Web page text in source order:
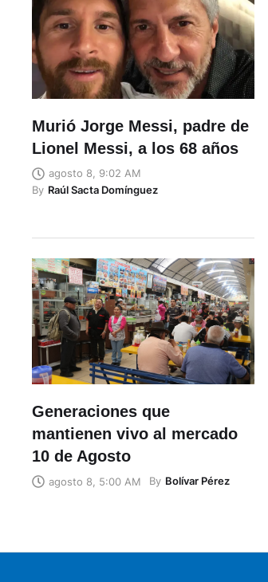
Murió Jorge Messi, padre de
Lionel Messi, a los 68 años
agosto 8, 9:02 AM
By Raúl Sacta Domínguez
Generaciones que
mantienen vivo al mercado
10 de Agosto
agosto 8, 5:00 AM By Bolívar Pérez